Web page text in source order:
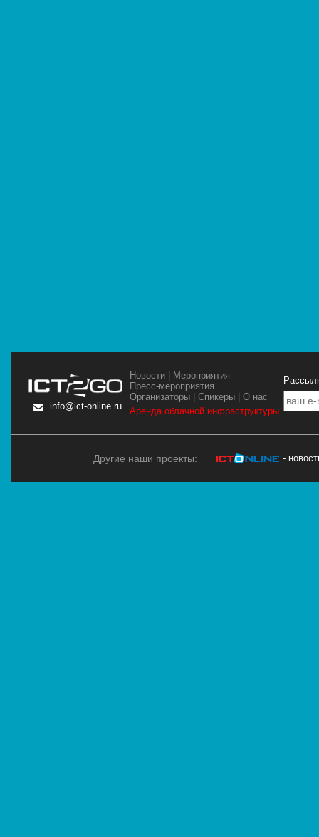
info@ict-online.ru
Новости | Мероприятия
Пресс-мероприятия
Организаторы |Спикеры |О нас
Аренда облачной инфраструктуры
Другие наши проекты: -